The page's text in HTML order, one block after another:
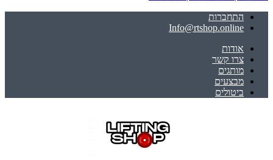
התחברות
Info@rtshop.online
אודות
צרו קשר
מותגים
מבצעים
ביטולים